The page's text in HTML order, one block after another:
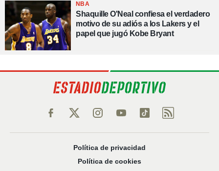
NBA
Shaquille O'Neal confiesa el verdadero
motivo de su adiós a los Lakers y el
papel que jugó Kobe Bryant
Política de privacidad
Política de cookies